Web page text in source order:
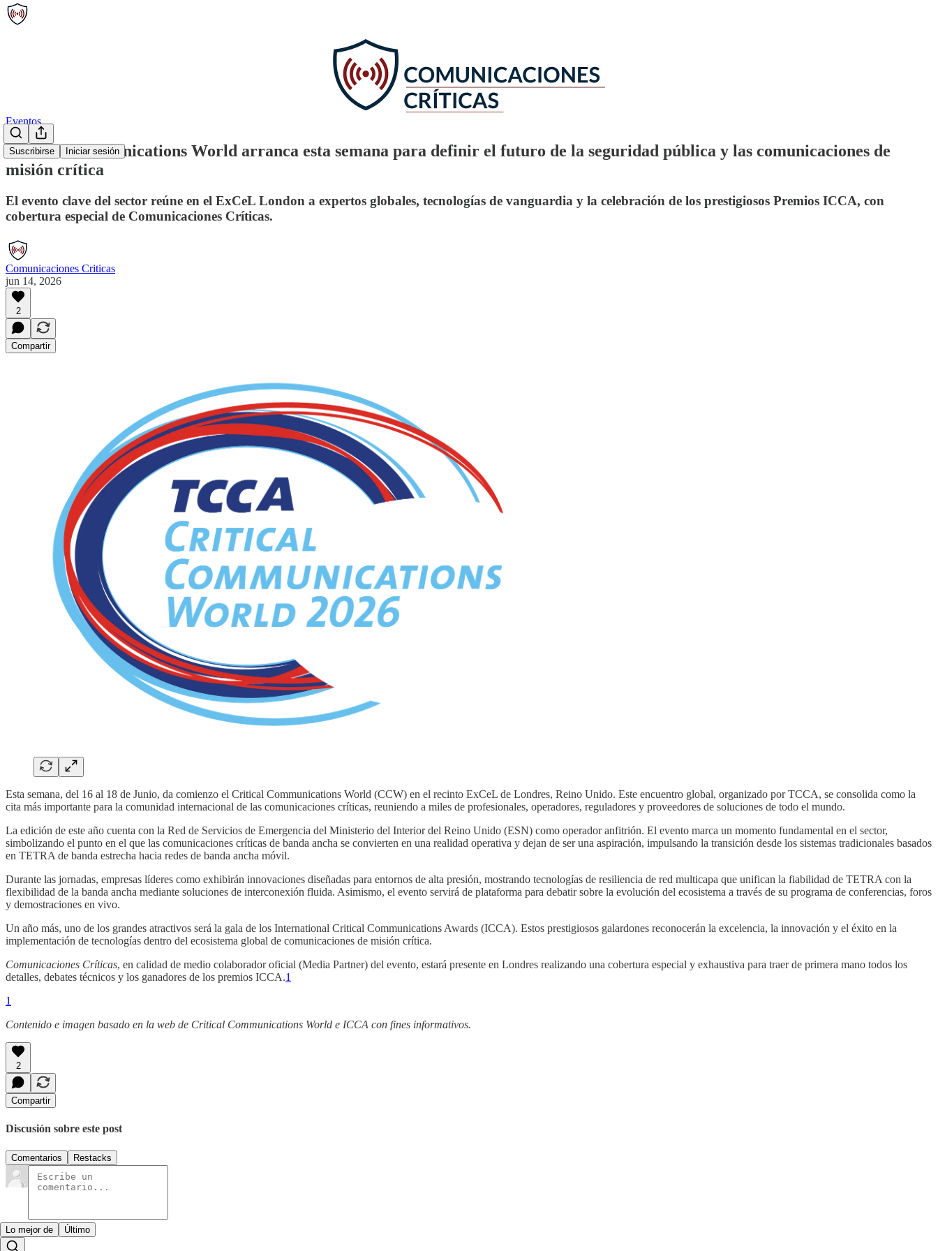
Suscribirse Iniciar sesión
Eventos
Critical Communications World arranca esta semana para definir el futuro de la seguridad pública y las comunicaciones de
misión crítica
El evento clave del sector reúne en el ExCeL London a expertos globales, tecnologías de vanguardia y la celebración de los prestigiosos Premios ICCA, con
cobertura especial de Comunicaciones Críticas.
Comunicaciones Criticas
jun 14, 2026
2
Compartir
Esta semana, del 16 al 18 de Junio, da comienzo el Critical Communications World (CCW) en el recinto ExCeL de Londres, Reino Unido. Este encuentro global, organizado por TCCA, se consolida como la
cita más importante para la comunidad internacional de las comunicaciones críticas, reuniendo a miles de profesionales, operadores, reguladores y proveedores de soluciones de todo el mundo.
La edición de este año cuenta con la Red de Servicios de Emergencia del Ministerio del Interior del Reino Unido (ESN) como operador anfitrión. El evento marca un momento fundamental en el sector,
simbolizando el punto en el que las comunicaciones críticas de banda ancha se convierten en una realidad operativa y dejan de ser una aspiración, impulsando la transición desde los sistemas tradicionales basados
en TETRA de banda estrecha hacia redes de banda ancha móvil.
Durante las jornadas, empresas líderes como exhibirán innovaciones diseñadas para entornos de alta presión, mostrando tecnologías de resiliencia de red multicapa que unifican la fiabilidad de TETRA con la
flexibilidad de la banda ancha mediante soluciones de interconexión fluida. Asimismo, el evento servirá de plataforma para debatir sobre la evolución del ecosistema a través de su programa de conferencias, foros
y demostraciones en vivo.
Un año más, uno de los grandes atractivos será la gala de los International Critical Communications Awards (ICCA). Estos prestigiosos galardones reconocerán la excelencia, la innovación y el éxito en la
implementación de tecnologías dentro del ecosistema global de comunicaciones de misión crítica.
Comunicaciones Críticas, en calidad de medio colaborador oficial (Media Partner) del evento, estará presente en Londres realizando una cobertura especial y exhaustiva para traer de primera mano todos los
detalles, debates técnicos y los ganadores de los premios ICCA.1
1
Contenido e imagen basado en la web de Critical Communications World e ICCA con fines informativos.
2
Compartir
Discusión sobre este post
Comentarios Restacks
Lo mejor de Último